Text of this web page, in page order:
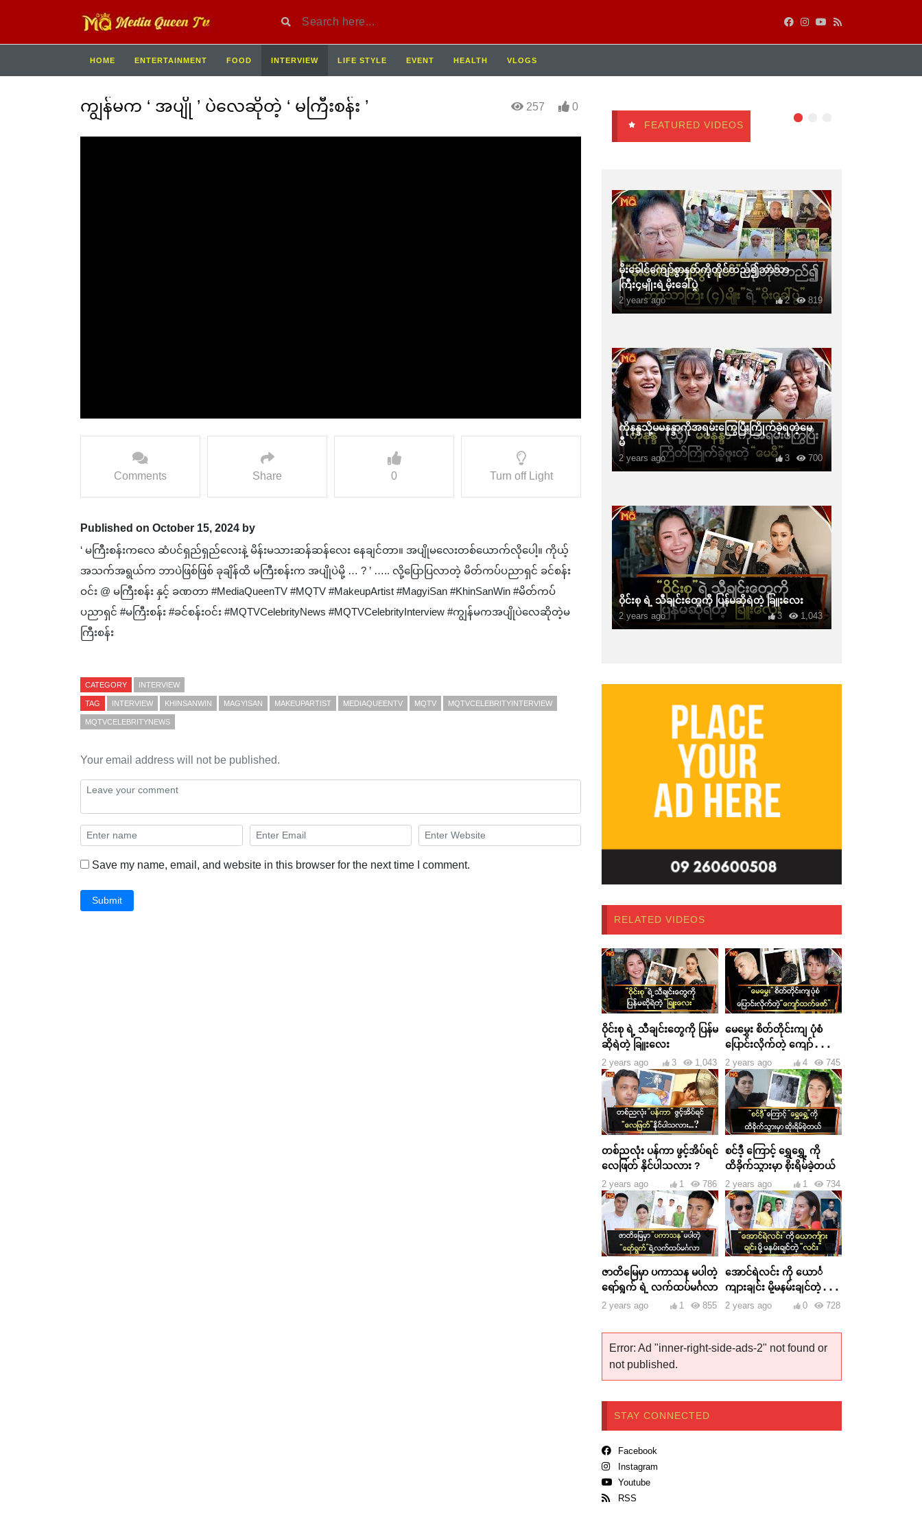
HOME ENTERTAINMENT FOOD INTERVIEW LIFE STYLE EVENT HEALTH VLOGS
ကျွန်မက ‘ အပျို ’ ပဲလေဆိုတဲ့ ‘ မကြီးစန်း ’ 257 0
Comments Share 0 Turn off Light
Published on October 15, 2024 by
‘ မကြီးစန်းကလေ ဆံပင်ရှည်ရှည်လေးနဲ့ မိန်းမသားဆန်ဆန်လေး နေချင်တာ။ အပျိုမလေးတစ်ယောက်လိုပေါ့။ ကိုယ့်
အသက်အရွယ်က ဘာပဲဖြစ်ဖြစ် ခုချိန်ထိ မကြီးစန်းက အပျိုပဲမို့ … ? ’ ….. လို့ပြောပြလာတဲ့ မိတ်ကပ်ပညာရှင် ခင်စန်း
ဝင်း @ မကြီးစန်း နှင့် ခဏတာ #MediaQueenTV #MQTV #MakeupArtist #MagyiSan #KhinSanWin #မိတ်ကပ်
ပညာရှင် #မကြီးစန်း #ခင်စန်းဝင်း #MQTVCelebrityNews #MQTVCelebrityInterview #ကျွန်မကအပျိုပဲလေဆိုတဲ့မ
ကြီးစန်း
CATEGORY INTERVIEW
TAG INTERVIEW KHINSANWIN MAGYISAN MAKEUPARTIST MEDIAQUEENTV MQTV MQTVCELEBRITYINTERVIEW
MQTVCELEBRITYNEWS
Your email address will not be published.
Save my name, email, and website in this browser for the next time I comment.
Submit
FEATURED VIDEOS
မိုးခေါင်ကျော်စွာနတ်ကိုတိုင်တည်၍ဘာသာ
ကြီး၄မျိုးရဲ့မိုးခေါ်ပွဲ
2 years ago 819
2
ကိုနန္ဒသို့မမနန္ဒာကိုအရမ်းကြွေပြီးကြိုက်ခဲ့ရတဲ့မေ
မီ
2 years ago 700
3
ဝိုင်းစု ရဲ့ သီချင်းတွေကို ပြန်မဆိုရဲတဲ့ ခြူးလေး
2 years ago 1,043
3
RELATED VIDEOS
ဝိုင်းစု ရဲ့ သီချင်းတွေကို ပြန်မ
ဆိုရဲတဲ့ ခြူးလေး
2 years ago 1,043
3
မေမွှေး စိတ်တိုင်းကျ ပုံစံ
ပြောင်းလိုက်တဲ့ ကျော်ထက်
ဇော်
2 years ago 745
4
တစ်ညလုံး ပန်ကာ ဖွင့်အိပ်ရင်
လေဖြတ် နိုင်ပါသလား ?
2 years ago 786
1
စင်ဒီ့ ကြောင့် ရွှေရွှေ့ ကို
ထိခိုက်သွားမှာ စိုးရိမ်ခဲ့တယ်
2 years ago 734
1
ဇာတိမြေမှာ ပကာသန မပါတဲ့
ရော်ရွက် ရဲ့ လက်ထပ်မင်္ဂလာ
2 years ago 855
1
အောင်ရဲလင်း ကို ယောင်္
ကျားချင်း မို့မနမ်းချင်တဲ့
လင်း
2 years ago 728
0
Error: Ad "inner-right-side-ads-2" not found or
not published.
STAY CONNECTED
Facebook
Instagram
Youtube
RSS